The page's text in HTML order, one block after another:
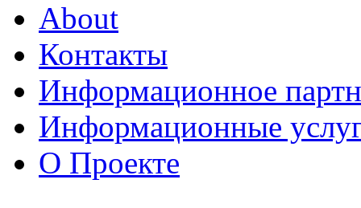
About
Контакты
Информационное
Информационные
О Проекте